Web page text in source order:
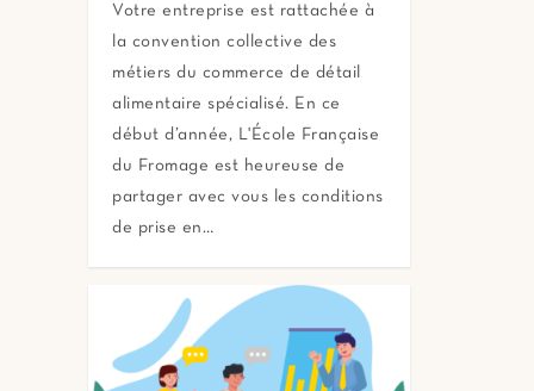
Votre entreprise est rattachée à
la convention collective des
métiers du commerce de détail
alimentaire spécialisé. En ce
début d’année, L'École Française
du Fromage est heureuse de
partager avec vous les conditions
de prise en…